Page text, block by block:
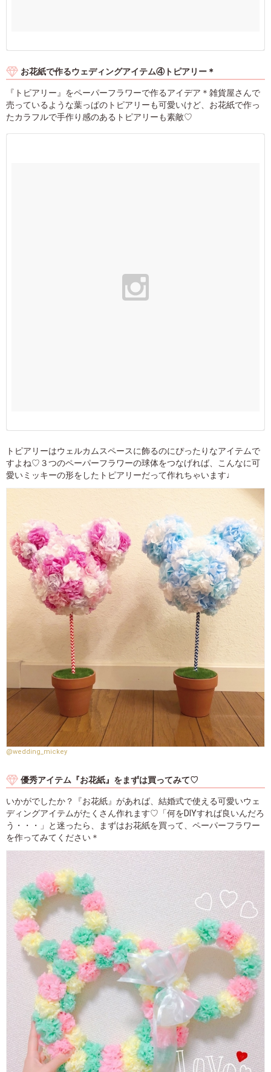
お花紙で作るウェディングアイテム④トピアリー＊
『トピアリー』をペーパーフラワーで作るアイデア＊雑貨屋さんで
売っているような葉っぱのトピアリーも可愛いけど、お花紙で作っ
たカラフルで手作り感のあるトピアリーも素敵♡
トピアリーはウェルカムスペースに飾るのにぴったりなアイテムで
すよね♡３つのペーパーフラワーの球体をつなげれば、こんなに可
愛いミッキーの形をしたトピアリーだって作れちゃいます♩
@wedding_mickey
優秀アイテム『お花紙』をまずは買ってみて♡
いかがでしたか？『お花紙』があれば、結婚式で使える可愛いウェ
ディングアイテムがたくさん作れます♡「何をDIYすれば良いんだろ
う・・・」と迷ったら、まずはお花紙を買って、ペーパーフラワー
を作ってみてください＊